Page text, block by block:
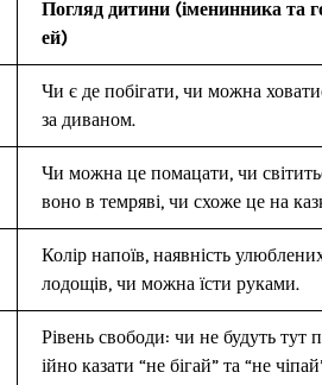
Погляд дитини (іменинника та
ей)
Чи є де побігати, чи можна
за диваном.
Чи можна це помацати, чи
воно в темряві, чи схоже це на
Колір напоїв, наявність
лодощів, чи можна їсти руками.
Рівень свободи: чи не будуть тут
ійно казати “не бігай” та “не